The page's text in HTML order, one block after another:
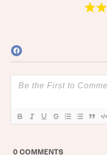
0 COMMENTS